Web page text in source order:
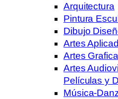
Arquitectura
Pintura
Dibujo
Artes
Artes
Artes
Películas y
Música-